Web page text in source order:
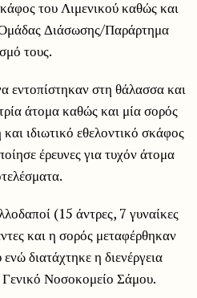
του Λιμενικού καθώς και
Διάσωσης/Παράρτημα
τους.
εντοπίστηκαν στη θάλασσα και
άτομα καθώς και μία σορός
ιδιωτικό εθελοντικό σκάφος
έρευνες για τυχόν άτομα
(15 άντρες, 7 γυναίκες
και η σορός μεταφέρθηκαν
διατάχτηκε η διενέργεια
Νοσοκομείο Σάμου.